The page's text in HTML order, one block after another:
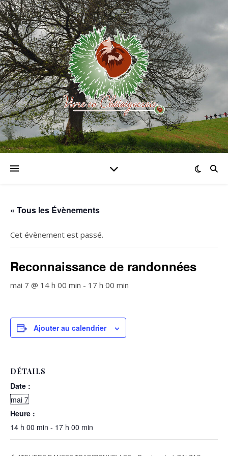
« Tous les Évènements
Cet évènement est passé.
Reconnaissance de randonnées
mai 7 @ 14 h 00 min - 17 h 00 min
Ajouter au calendrier
DÉTAILS
Date :
mai 7
Heure :
14 h 00 min - 17 h 00 min